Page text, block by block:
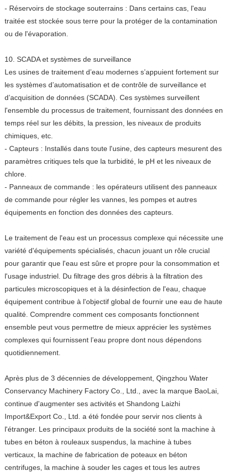
- Réservoirs de stockage souterrains : Dans certains cas, l'eau
traitée est stockée sous terre pour la protéger de la contamination
ou de l'évaporation.
10. SCADA et systèmes de surveillance
Les usines de traitement d’eau modernes s’appuient fortement sur
les systèmes d’automatisation et de contrôle de surveillance et
d’acquisition de données (SCADA). Ces systèmes surveillent
l'ensemble du processus de traitement, fournissant des données en
temps réel sur les débits, la pression, les niveaux de produits
chimiques, etc.
- Capteurs : Installés dans toute l'usine, des capteurs mesurent des
paramètres critiques tels que la turbidité, le pH et les niveaux de
chlore.
- Panneaux de commande : les opérateurs utilisent des panneaux
de commande pour régler les vannes, les pompes et autres
équipements en fonction des données des capteurs.
Le traitement de l'eau est un processus complexe qui nécessite une
variété d'équipements spécialisés, chacun jouant un rôle crucial
pour garantir que l'eau est sûre et propre pour la consommation et
l'usage industriel. Du filtrage des gros débris à la filtration des
particules microscopiques et à la désinfection de l'eau, chaque
équipement contribue à l'objectif global de fournir une eau de haute
qualité. Comprendre comment ces composants fonctionnent
ensemble peut vous permettre de mieux apprécier les systèmes
complexes qui fournissent l’eau propre dont nous dépendons
quotidiennement.
Après plus de 3 décennies de développement, Qingzhou Water
Conservancy Machinery Factory Co., Ltd., avec la marque BaoLai,
continue d'augmenter ses activités et Shandong Laizhi
Import&Export Co., Ltd. a été fondée pour servir nos clients à
l'étranger. Les principaux produits de la société sont la machine à
tubes en béton à rouleaux suspendus, la machine à tubes
verticaux, la machine de fabrication de poteaux en béton
centrifuges, la machine à souder les cages et tous les autres